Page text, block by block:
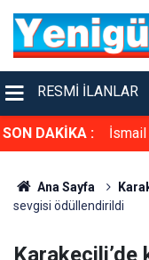
RESMI İLANLAR
SON DAKİKA : İsmail
Ana Sayfa
sevgisi ödüllendirildi